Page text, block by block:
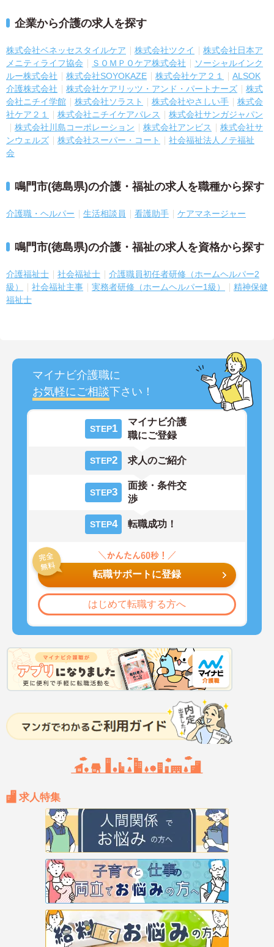
企業から介護の求人を探す
株式会社ベネッセスタイルケア 株式会社ツクイ
株式会社日本ア
メニティライフ協会
ＳＯＭＰＯケア株式会社
ソーシャルインク
ルー株式会社
株式会社SOYOKAZE 株式会社ケア２１
ALSOK
介護株式会社
株式会社ケアリッツ・アンド・パートナーズ
株式
会社ニチイ学館
株式会社ソラスト 株式会社やさしい手
株式会
社ケア２１
株式会社ニチイケアパレス
株式会社サンガジャパン
株式会社川島コーポレーション
株式会社アンビス
株式会社サ
ンウェルズ
株式会社スーパー・コート
社会福祉法人ノテ福祉
会
鳴門市(徳島県)の介護・福祉の求人を職種から探す
介護職・ヘルパー 生活相談員 看護助手 ケアマネージャー
鳴門市(徳島県)の介護・福祉の求人を資格から探す
介護福祉士 社会福祉士
介護職員初任者研修（ホームヘルパー2
級）
社会福祉主事 実務者研修（ホームヘルパー1級）
精神保健
福祉士
マイナビ介護職に
お気軽にご相談下さい！
STEP1
マイナビ介護
職にご登録
STEP2 求人のご紹介
STEP3
面接・条件交
渉
STEP4 転職成功！
転職サポートに登録
はじめて転職する方へ
求人特集